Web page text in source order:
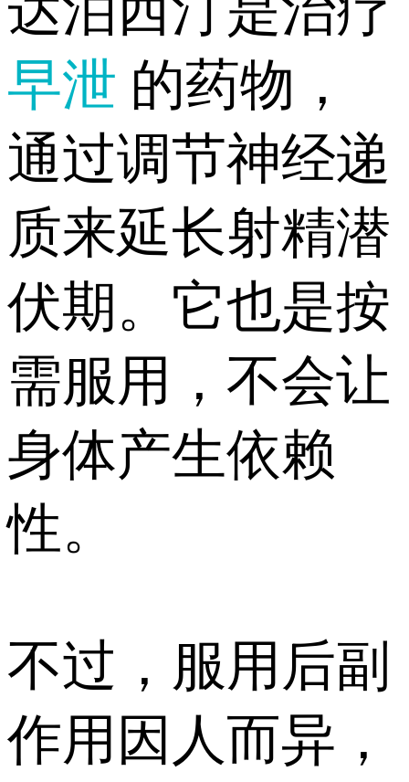
早泄 的药物，
通过调节神经递
质来延长射精潜
伏期。它也是按
需服用，不会让
身体产生依赖
性。
不过，服用后副
作用因人而异，